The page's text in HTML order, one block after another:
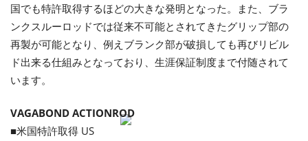
国でも特許取得するほどの大きな発明となった。また、ブラ
ンクスルーロッドでは従来不可能とされてきたグリップ部の
再製が可能となり、例えブランク部が破損しても再びリビル
ド出来る仕組みとなっており、生涯保証制度まで付随されて
います。
VAGABOND ACTIONROD
■米国特許取得 US